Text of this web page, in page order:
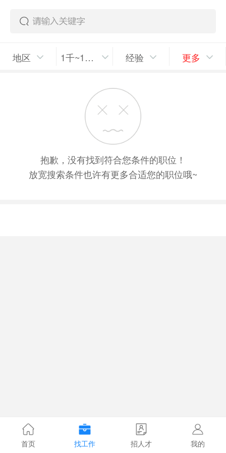
地区 1千~1千5/月 经验 更多
抱歉，没有找到符合您条件的职位！
放宽搜索条件也许有更多合适您的职位哦~
首页 找工作 招人才 我的